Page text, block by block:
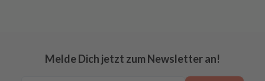
Melde Dich jetzt zum Newsletter an!